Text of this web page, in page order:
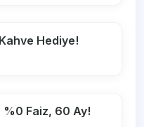
Hediye!
%0 Faiz, 60 Ay!